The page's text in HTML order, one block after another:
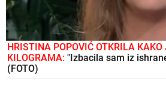
HRISTINA POPOVIĆ OTKRILA
KILOGRAMA: "Izbacila sam iz
(FOTO)